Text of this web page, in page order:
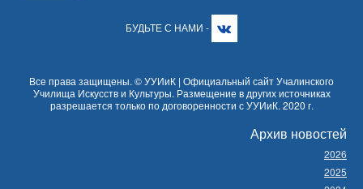
БУДЬТЕ С НАМИ -
Все права защищены. © УУИиК | Официальный сайт Учалинского
Училища Искусств и Культуры. Размещение в других источниках
разрешается только по договоренности с УУИиК. 2020 г.
Архив новостей
2026
2025